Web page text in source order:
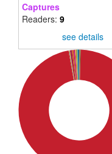
Captures
Readers: 9
see details